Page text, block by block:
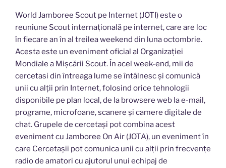
World Jamboree Scout pe Internet (JOTI) este o
reuniune Scout internațională pe internet, care are loc
în fiecare an în al treilea weekend din luna octombrie.
Acesta este un eveniment oficial al Organizației
Mondiale a Mișcării Scout. În acel week-end, mii de
cercetasi din întreaga lume se întâlnesc și comunică
unii cu alții prin Internet, folosind orice tehnologii
disponibile pe plan local, de la browsere web la e-mail,
programe, microfoane, scanere și camere digitale de
chat. Grupele de cercetași pot combina acest
eveniment cu Jamboree On Air (JOTA), un eveniment în
care Cercetașii pot comunica unii cu alții prin frecvențe
radio de amatori cu ajutorul unui echipaj de